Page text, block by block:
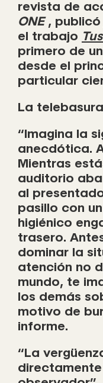
revista de
ONE,
el trabajo
primero de
desde el
particular
La
“Imagina la
anecdótica.
Mientras
auditorio
al
pasillo con
higiénico
trasero.
dominar la
atención no
mundo, te
los demás
motivo de
informe.
“La